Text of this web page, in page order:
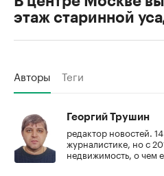
этаж старинной
Авторы Теги
Георгий Трушин
редактор новостей.
журналистике, но с
недвижимость, о чем